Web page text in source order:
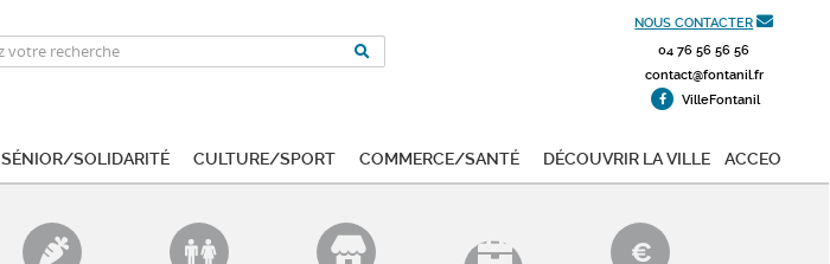
NOUS CONTACTER
04 76 56 56 56
contact@fontanil.fr
VilleFontanil
Sénior/Solidarité Culture/Sport Commerce/Santé Découvrir la ville ACCEO